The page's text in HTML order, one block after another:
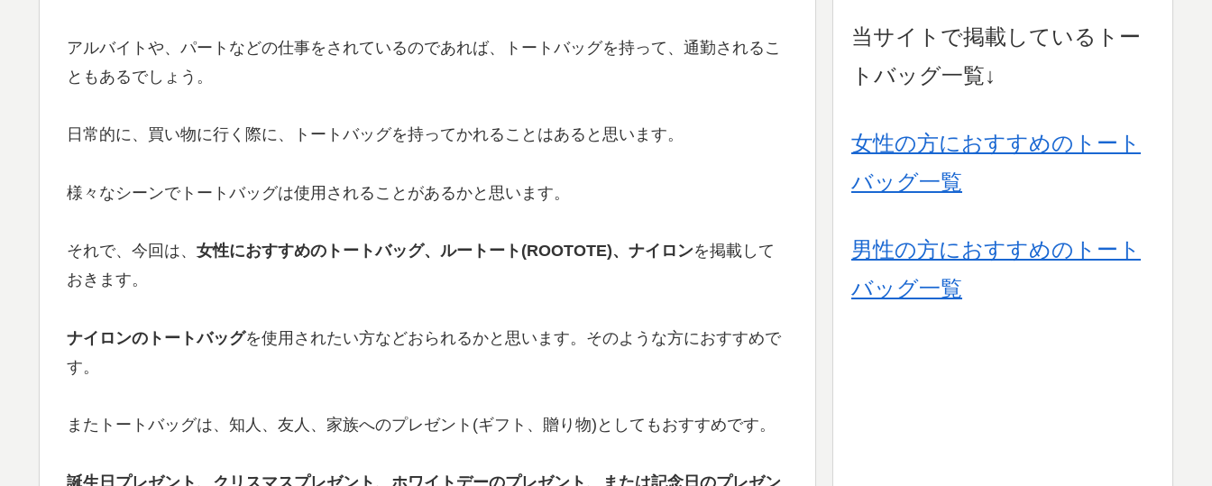
アルバイトや、パートなどの仕事をされているのであれば、トートバッグを持って、通勤されるこ
ともあるでしょう。
日常的に、買い物に行く際に、トートバッグを持ってかれることはあると思います。
様々なシーンでトートバッグは使用されることがあるかと思います。
それで、今回は、 女性におすすめのトートバッグ、ルートート(ROOTOTE)、ナイロンを掲載して
おきます。
ナイロンのトートバッグを使用されたい方などおられるかと思います。そのような方におすすめで
す。
またトートバッグは、知人、友人、家族へのプレゼント(ギフト、贈り物)としてもおすすめです。
当サイトで掲載しているトー
トバッグ一覧↓
女性の方におすすめのトート
バッグ一覧
男性の方におすすめのトート
バッグ一覧